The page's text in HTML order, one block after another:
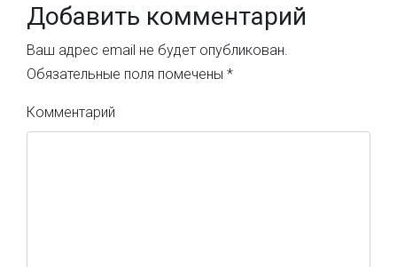
Добавить комментарий
Ваш адрес email не будет опубликован.
Обязательные поля помечены *
Комментарий